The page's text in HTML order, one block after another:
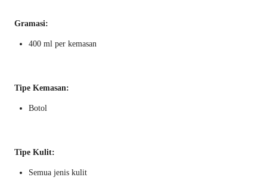
Gramasi:
400 ml per kemasan
Tipe Kemasan:
Botol
Tipe Kulit:
Semua jenis kulit